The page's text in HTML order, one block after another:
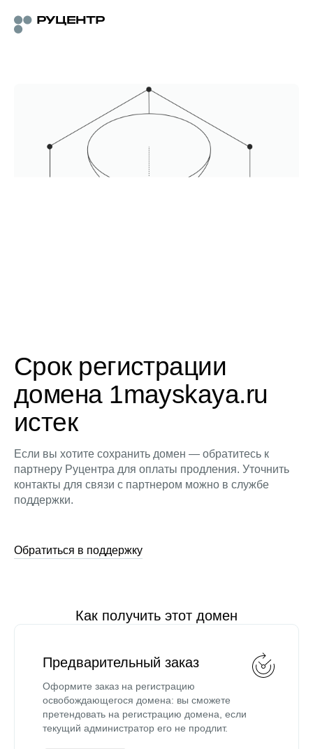
Срок регистрации
домена 1mayskaya.ru
истек
Если вы хотите сохранить домен — обратитесь к
партнеру Руцентра для оплаты продления. Уточнить
контакты для связи с партнером можно в службе
поддержки.
Обратиться в поддержку
Как получить этот домен
Предварительный заказ
Оформите заказ на регистрацию
освобождающегося домена: вы сможете
претендовать на регистрацию домена, если
текущий администратор его не продлит.